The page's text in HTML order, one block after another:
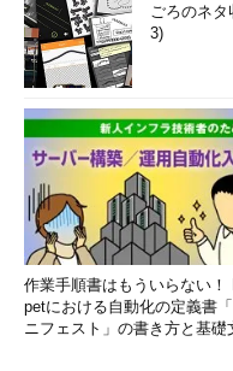
ごろのネ
3)
作業手順書はもういらない！
petにおける自動化の定義書
ニフェスト」の書き方と基礎